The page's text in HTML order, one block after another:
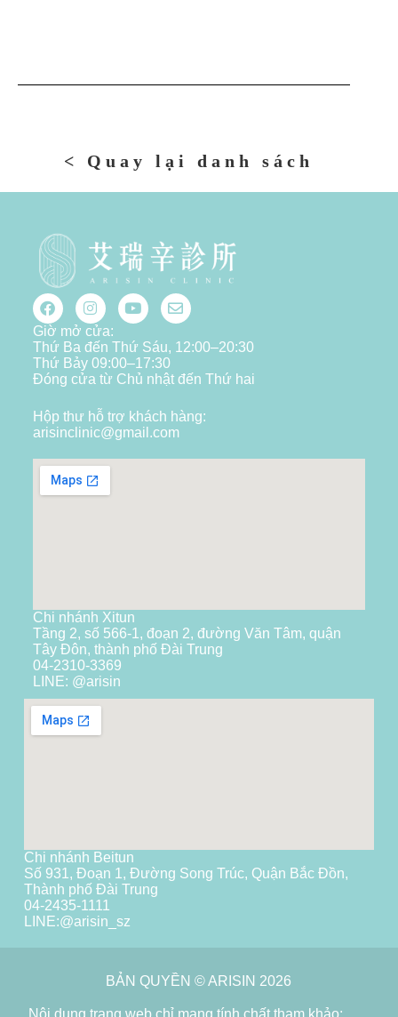
< Quay lại danh sách
Giờ mở cửa:
Thứ Ba đến Thứ Sáu, 12:00–20:30
Thứ Bảy 09:00–17:30
Đóng cửa từ Chủ nhật đến Thứ hai
Hộp thư hỗ trợ khách hàng:
arisinclinic@gmail.com
Chi nhánh Xitun
Tầng 2, số 566-1, đoạn 2, đường Văn Tâm, quận
Tây Đôn, thành phố Đài Trung
04-2310-3369
LINE: @arisin
Chi nhánh Beitun
Số 931, Đoạn 1, Đường Song Trúc, Quận Bắc Đồn,
Thành phố Đài Trung
04-2435-1111
LINE:@arisin_sz
BẢN QUYỀN © ARISIN 2026
Nội dung trang web chỉ mang tính chất tham khảo;